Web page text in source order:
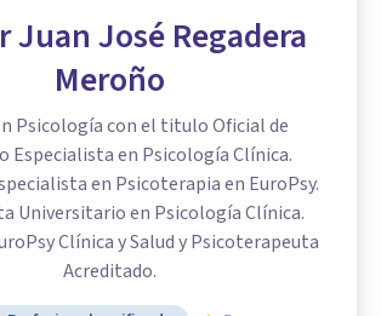
Juan José Regadera
Meroño
Psicología con el titulo Oficial de
Especialista en Psicología Clínica.
en Psicoterapia en EuroPsy.
Universitario en Psicología Clínica.
Clínica y Salud y Psicoterapeuta
Acreditado.